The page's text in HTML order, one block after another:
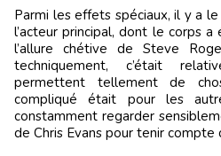
Parmi les effets spéciaux, il y a
l’acteur principal, dont le corps
l’allure chétive de Steve
techniquement, c’était
permettent tellement de
compliqué était pour les
constamment regarder
de Chris Evans pour tenir compte